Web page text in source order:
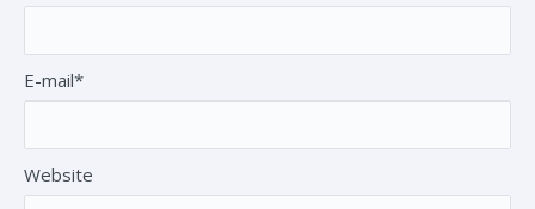
E-mail*
Website